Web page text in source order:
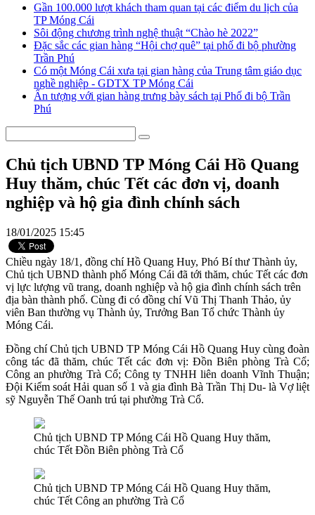
Gần 100.000 lượt khách tham quan tại các điểm du lịch của
TP Móng Cái
Sôi động chương trình nghệ thuật “Chào hè 2022”
Đặc sắc các gian hàng “Hội chợ quê” tại phố đi bộ phường
Trần Phú
Có một Móng Cái xưa tại gian hàng của Trung tâm giáo dục
nghề nghiệp - GDTX TP Móng Cái
Ấn tượng với gian hàng trưng bày sách tại Phố đi bộ Trần
Phú
Chủ tịch UBND TP Móng Cái Hồ Quang
Huy thăm, chúc Tết các đơn vị, doanh
nghiệp và hộ gia đình chính sách
18/01/2025 15:45
Chiều ngày 18/1, đồng chí Hồ Quang Huy, Phó Bí thư Thành ủy,
Chủ tịch UBND thành phố Móng Cái đã tới thăm, chúc Tết các đơn
vị lực lượng vũ trang, doanh nghiệp và hộ gia đình chính sách trên
địa bàn thành phố. Cùng đi có đồng chí Vũ Thị Thanh Thảo, ủy
viên Ban thường vụ Thành ủy, Trưởng Ban Tổ chức Thành ủy
Móng Cái.
Đồng chí Chủ tịch UBND TP Móng Cái Hồ Quang Huy cùng đoàn
công tác đã thăm, chúc Tết các đơn vị: Đồn Biên phòng Trà Cổ;
Công an phường Trà Cổ; Công ty TNHH liên doanh Vĩnh Thuận;
Đội Kiểm soát Hải quan số 1 và gia đình Bà Trần Thị Du- là Vợ liệt
sỹ Nguyễn Thế Oanh trú tại phường Trà Cổ.
Chủ tịch UBND TP Móng Cái Hồ Quang Huy thăm,
chúc Tết Đồn Biên phòng Trà Cổ
Chủ tịch UBND TP Móng Cái Hồ Quang Huy thăm,
chúc Tết Công an phường Trà Cổ